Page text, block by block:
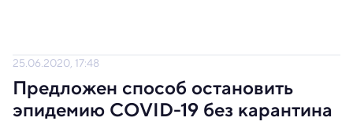
25.06.2020, 17:48
Предложен способ остановить
эпидемию COVID-19 без карантина